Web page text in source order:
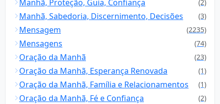
Manhã, Proteção, Guia, Confiança (2)
Manhã, Sabedoria, Discernimento, Decisões (3)
Mensagem (2235)
Mensagens (74)
Oração da Manhã (23)
Oração da Manhã, Esperança Renovada (1)
Oração da Manhã, Família e Relacionamentos (1)
Oração da Manhã, Fé e Confiança (2)